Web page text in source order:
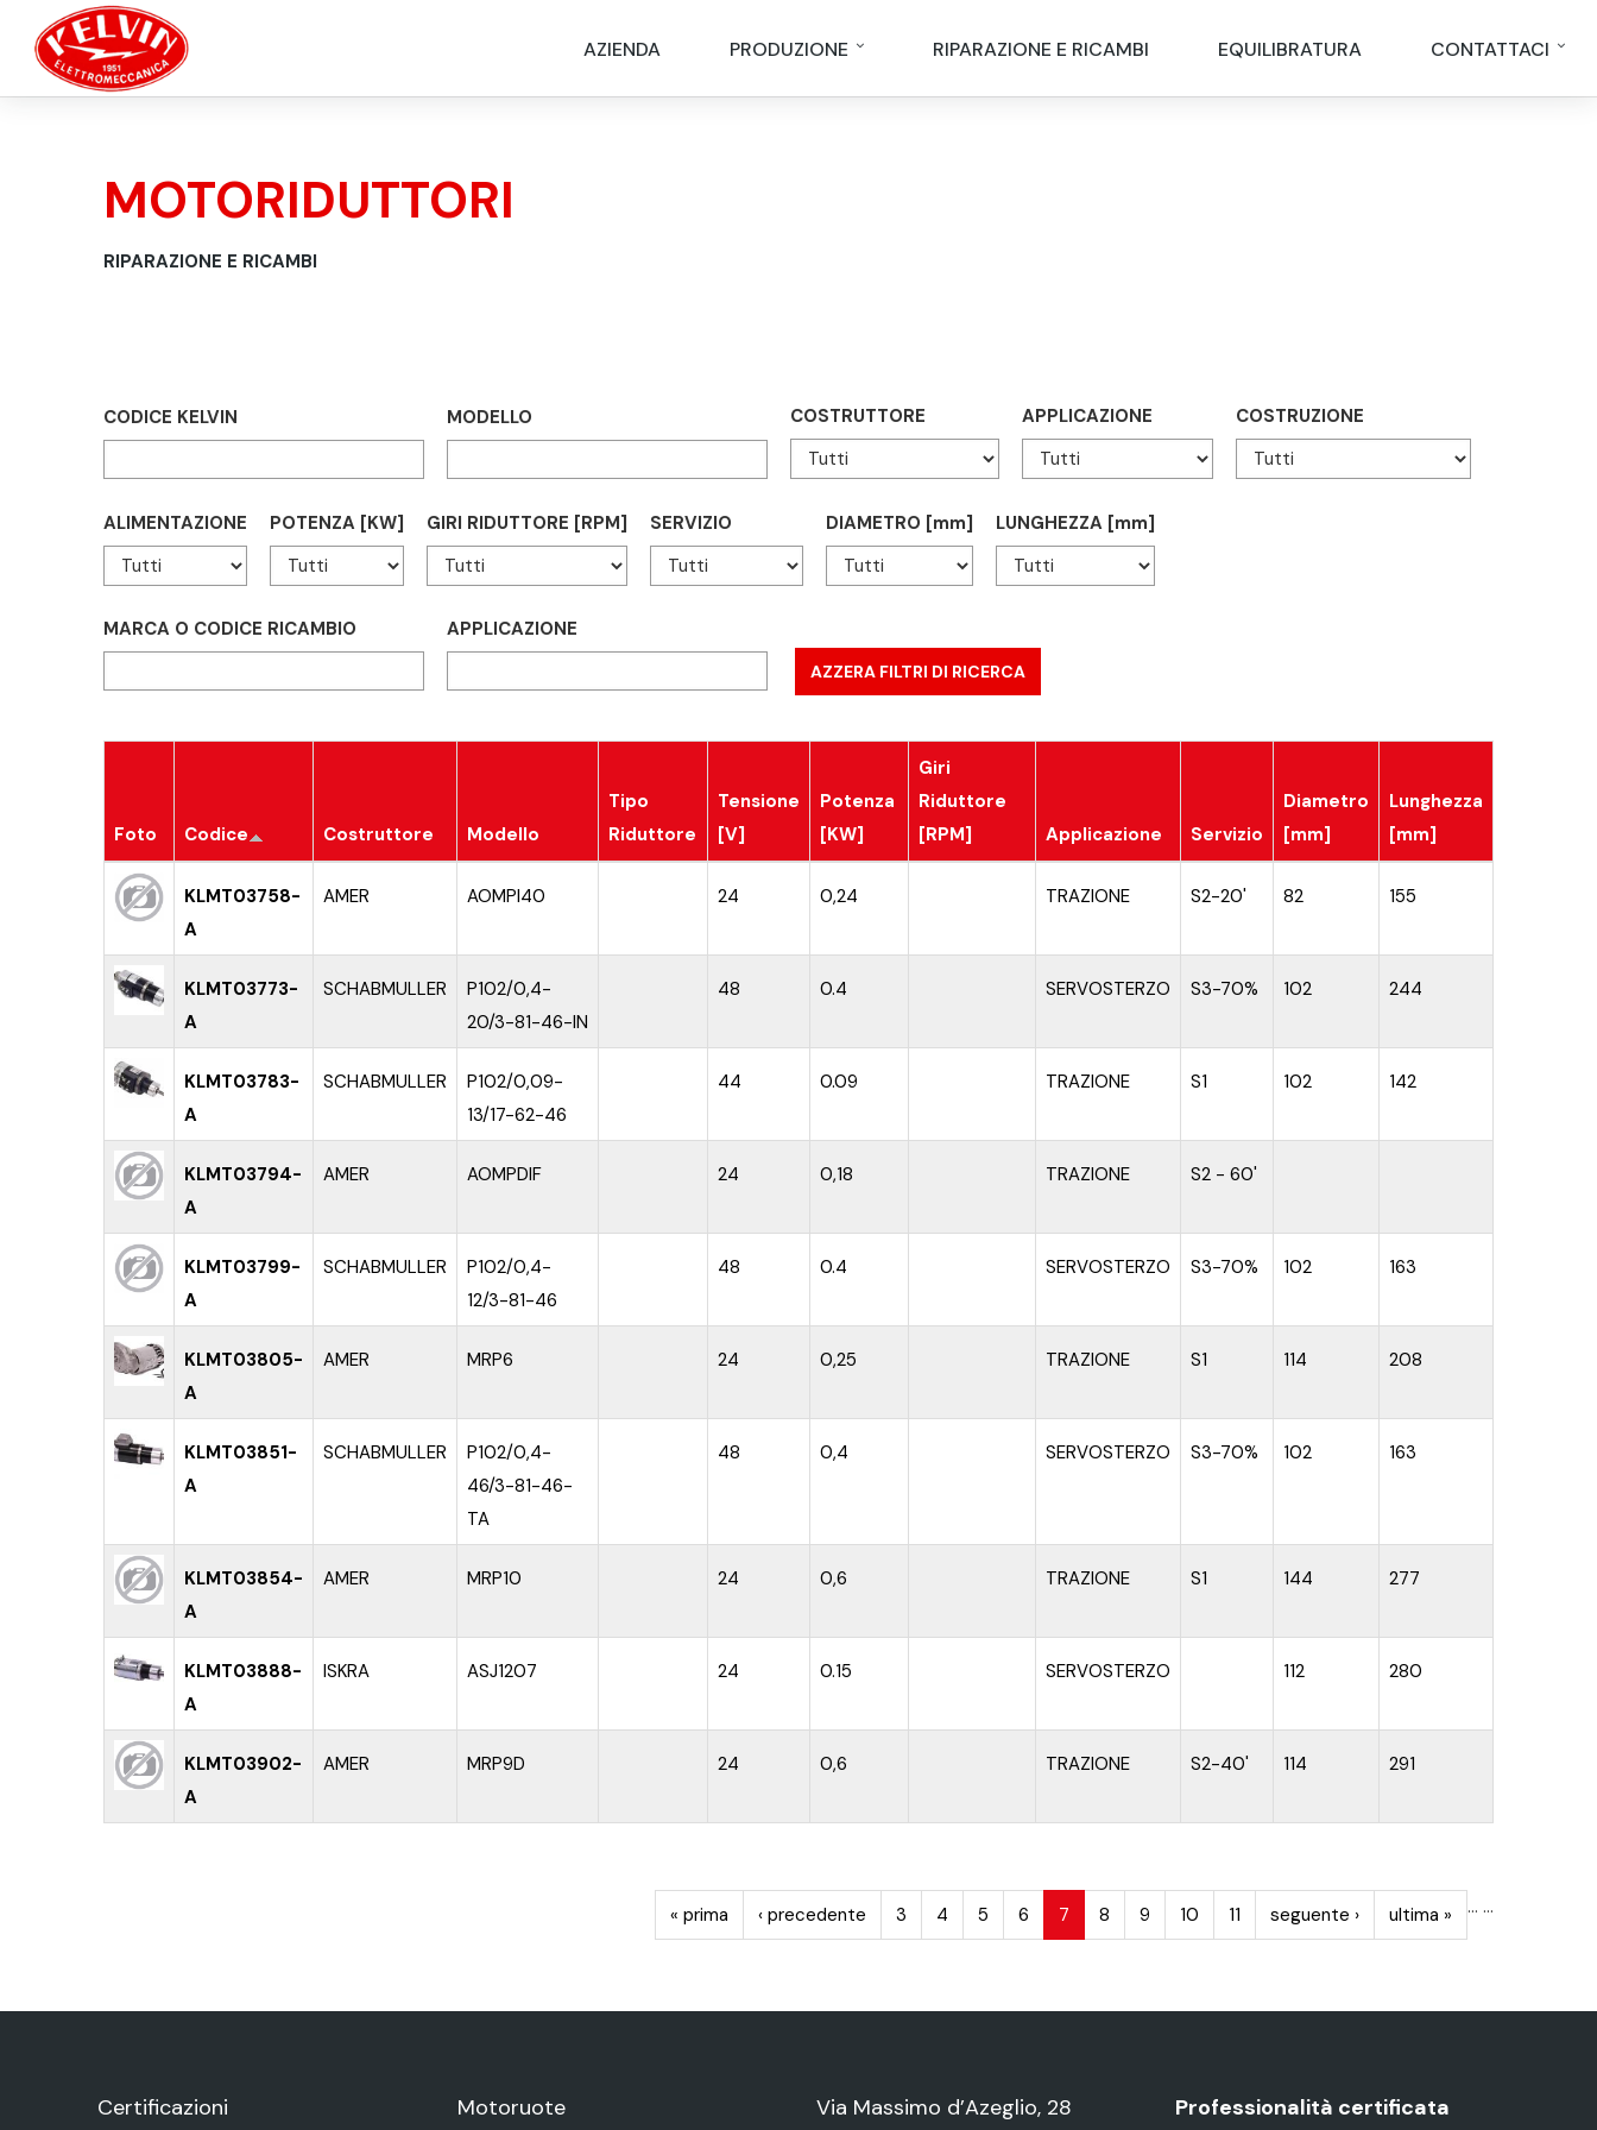
Salta al contenuto principale
AZIENDA PRODUZIONE RIPARAZIONE E RICAMBI EQUILIBRATURA CONTATTACI
MOTORIDUTTORI
TU SEI QUI
RIPARAZIONE E RICAMBI
CODICE KELVIN MODELLO COSTRUTTORE APPLICAZIONE COSTRUZIONE
ALIMENTAZIONE POTENZA [KW] GIRI RIDUTTORE [RPM] SERVIZIO DIAMETRO [mm] LUNGHEZZA [mm]
MARCA O CODICE RICAMBIO APPLICAZIONE
Foto Codice Costruttore Modello
Tipo
Riduttore
Tensione
[V]
Potenza
[KW]
Giri
Riduttore
[RPM]
Applicazione Servizio
Diametro
[mm]
Lunghezza
[mm]
KLMT03758-
A
AMER AOMPI40 24 0,24 TRAZIONE S2-20' 82 155
KLMT03773-
A
SCHABMULLER
P102/0,4-
20/3-81-46-IN
48 0.4 SERVOSTERZO S3-70% 102 244
KLMT03783-
A
SCHABMULLER
P102/0,09-
13/17-62-46
44 0.09 TRAZIONE S1 102 142
KLMT03794-
A
AMER AOMPDIF 24 0,18 TRAZIONE S2 - 60'
KLMT03799-
A
SCHABMULLER
P102/0,4-
12/3-81-46
48 0.4 SERVOSTERZO S3-70% 102 163
KLMT03805-
A
AMER MRP6 24 0,25 TRAZIONE S1 114 208
KLMT03851-
A
SCHABMULLER
P102/0,4-
46/3-81-46-
TA
48 0,4 SERVOSTERZO S3-70% 102 163
KLMT03854-
A
AMER MRP10 24 0,6 TRAZIONE S1 144 277
KLMT03888-
A
ISKRA ASJ1207 24 0.15 SERVOSTERZO 112 280
KLMT03902-
A
AMER MRP9D 24 0,6 TRAZIONE S2-40' 114 291
« prima ‹ precedente …
3 4 5 6 7 8 9 10 11 …
seguente › ultima »
Certificazioni Motoruote Via Massimo d’Azeglio, 28 Professionalità certificata